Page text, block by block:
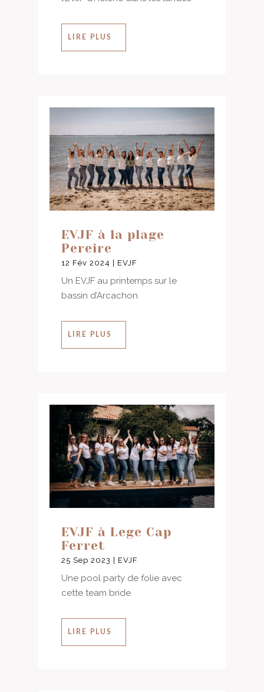
LIRE PLUS
EVJF à la plage
Pereire
12 Fév 2024 EVJF
Un EVJF au printemps sur le
bassin d’Arcachon
LIRE PLUS
EVJF à Lege Cap
Ferret
25 Sep 2023 EVJF
Une pool party de folie avec
cette team bride
LIRE PLUS